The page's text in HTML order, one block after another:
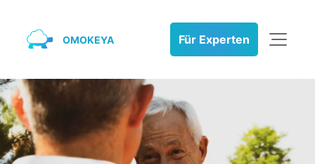
OMOKEYA Für Experten